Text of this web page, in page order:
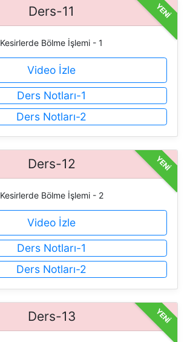
Ders-11 YENİ
Kesirlerde Bölme İşlemi - 1
Video İzle
Ders Notları-1
Ders Notları-2
Ders-12 YENİ
Kesirlerde Bölme İşlemi - 2
Video İzle
Ders Notları-1
Ders Notları-2
Ders-13 YENİ